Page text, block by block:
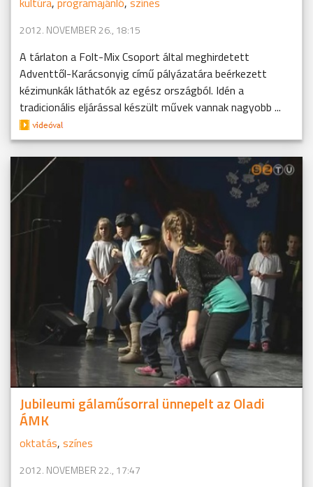
2012. NOVEMBER 26., 18:15
A tárlaton a Folt-Mix Csoport által meghirdetett
Adventtől-Karácsonyig című pályázatára beérkezett
kézimunkák láthatók az egész országból. Idén a
tradicionális eljárással készült művek vannak nagyobb ...
Jubileumi gálaműsorral ünnepelt az Oladi
ÁMK
oktatás, színes
2012. NOVEMBER 22., 17:47